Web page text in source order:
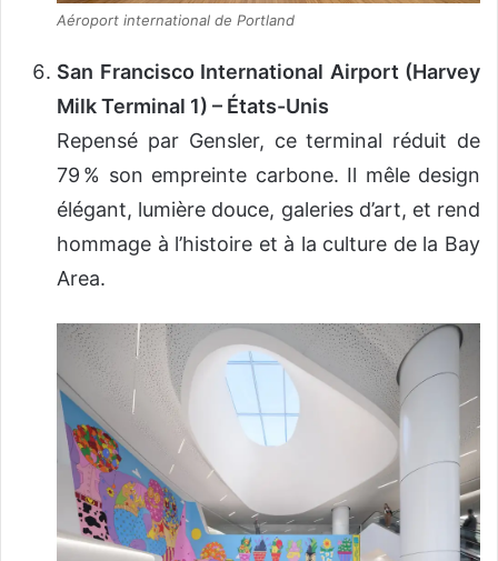
Aéroport international de Portland
San Francisco International Airport (Harvey
Milk Terminal 1) – États-Unis
Repensé par Gensler, ce terminal réduit de
79 % son empreinte carbone. Il mêle design
élégant, lumière douce, galeries d’art, et rend
hommage à l’histoire et à la culture de la Bay
Area.